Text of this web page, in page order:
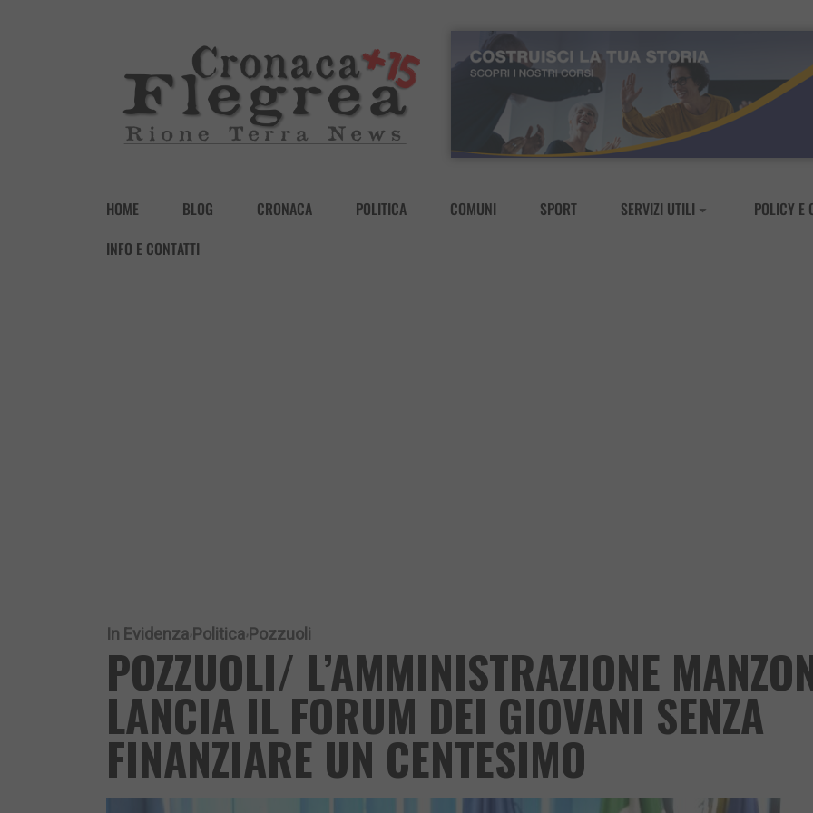
HOME BLOG CRONACA POLITICA COMUNI SPORT SERVIZI UTILI
POLICY E
INFO E CONTATTI
In Evidenza Politica Pozzuoli
POZZUOLI/ L’AMMINISTRAZIONE
LANCIA IL FORUM DEI GIOVANI SENZA
FINANZIARE UN CENTESIMO